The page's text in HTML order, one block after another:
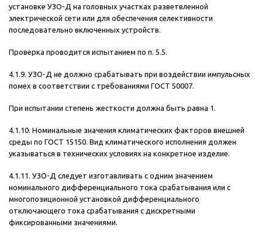
установке УЗО-Д на головных участках разветвленной
электрической сети или для обеспечения селективности
последовательно включенных устройств.
Проверка проводится испытанием по п. 5.5.
4.1.9. УЗО-Д не должно срабатывать при воздействии импульсных
помех в соответствии с требованиями ГОСТ 50007.
При испытании степень жесткости должна быть равна 1.
4.1.10. Номинальные значения климатических факторов внешней
среды по ГОСТ 15150. Вид климатического исполнения должен
указываться в технических условиях на конкретное изделие.
4.1.11. УЗО-Д следует изготавливать с одним значением
номинального дифференциального тока срабатывания или с
многопозиционной установкой дифференциального
отключающего тока срабатывания с дискретными
фиксированными значениями.